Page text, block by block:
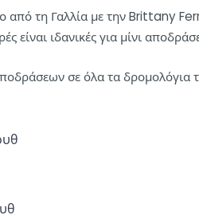
από τη Γαλλία με την Brittany
είναι ιδανικές για μίνι
σε όλα τα